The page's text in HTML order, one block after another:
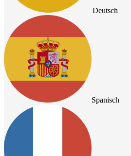
Deutsch
Spanisch